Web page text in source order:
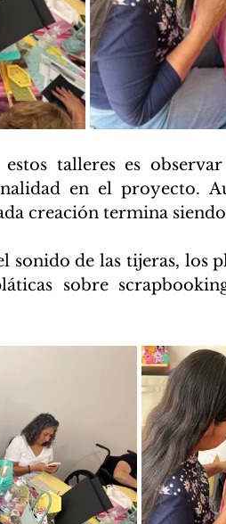
talleres es
en el proyecto.
creación termina
sonido de las tijeras, los
sobre